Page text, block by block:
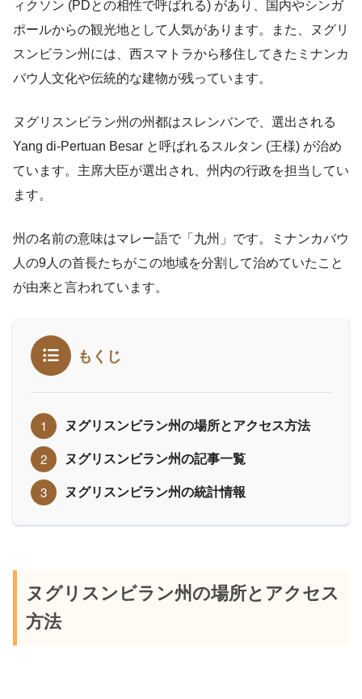
ィクソン (PDとの相性で呼ばれる) があり、国内やシンガ
ポールからの観光地として人気があります。また、ヌグリ
スンビラン州には、西スマトラから移住してきたミナンカ
バウ人文化や伝統的な建物が残っています。
ヌグリスンビラン州の州都はスレンバンで、選出される
Yang di-Pertuan Besar と呼ばれるスルタン (王様) が治め
ています。主席大臣が選出され、州内の行政を担当してい
ます。
州の名前の意味はマレー語で「九州」です。ミナンカバウ
人の9人の首長たちがこの地域を分割して治めていたこと
が由来と言われています。
もくじ
ヌグリスンビラン州の場所とアクセス方法
ヌグリスンビラン州の記事一覧
ヌグリスンビラン州の統計情報
ヌグリスンビラン州の場所とアクセス
方法